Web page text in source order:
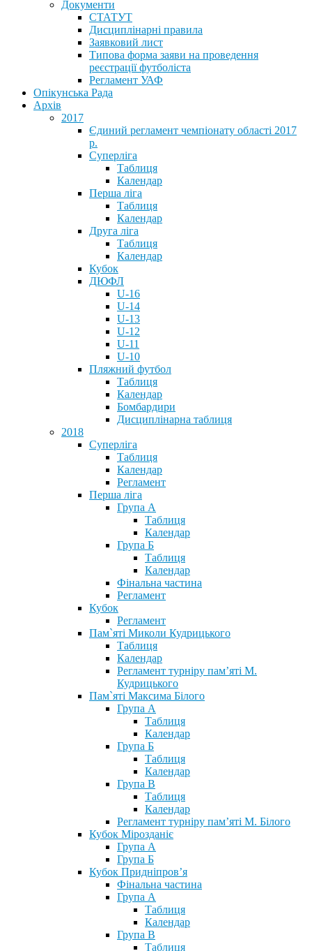
Документи
СТАТУТ
Дисциплінарні правила
Заявковий лист
Типова форма заяви на проведення
реєстрації футболіста
Регламент УАФ
Опікунська Рада
Архів
2017
Єдиний регламент чемпіонату області 2017
р.
Суперліга
Таблиця
Календар
Перша ліга
Таблиця
Календар
Друга ліга
Таблиця
Календар
Кубок
ДЮФЛ
U-16
U-14
U-13
U-12
U-11
U-10
Пляжний футбол
Таблиця
Календар
Бомбардири
Дисциплінарна таблиця
2018
Суперліга
Таблиця
Календар
Регламент
Перша ліга
Група А
Таблиця
Календар
Група Б
Таблиця
Календар
Фінальна частина
Регламент
Кубок
Регламент
Пам`яті Миколи Кудрицького
Таблиця
Календар
Регламент турніру пам’яті М.
Кудрицького
Пам`яті Максима Білого
Група А
Таблиця
Календар
Група Б
Таблиця
Календар
Група В
Таблиця
Календар
Регламент турніру пам’яті М. Білого
Кубок Мірозданіє
Група А
Група Б
Кубок Придніпров’я
Фінальна частина
Група А
Таблиця
Календар
Група В
Таблиця